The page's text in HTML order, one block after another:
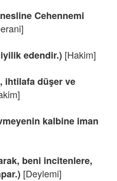
Cehennemi
edendir.) [Hakim]
ihtilafa düşer ve
kalbine iman
beni incitenlere,
[Deylemi]